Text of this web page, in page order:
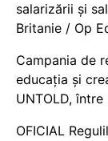
salarizării și
Britanie / Op
Campania de
educația și
UNTOLD,
OFICIAL